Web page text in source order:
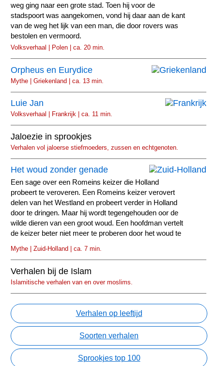
weg ging naar een grote stad. Toen hij voor de
stadspoort was aangekomen, vond hij daar aan de kant
van de weg het lijk van een man, die door rovers was
bestolen en vermoord.
Volksverhaal | Polen | ca. 20 min.
Orpheus en Eurydice
Mythe | Griekenland | ca. 13 min.
Luie Jan
Volksverhaal | Frankrijk | ca. 11 min.
Jaloezie in sprookjes
Verhalen vol jaloerse stiefmoeders, zussen en echtgenoten.
Het woud zonder genade
Een sage over een Romeins keizer die Holland
probeert te veroveren. Een Romeins keizer verovert
delen van het Westland en probeert verder in Holland
door te dringen. Maar hij wordt tegengehouden oor de
wilde dieren van een groot woud. Een hoofdman vertelt
de keizer beter niet meer te proberen door het woud te
Mythe | Zuid-Holland | ca. 7 min.
Verhalen bij de Islam
Islamitische verhalen van en over moslims.
Verhalen op leeftijd
Soorten verhalen
Sprookjes top 100